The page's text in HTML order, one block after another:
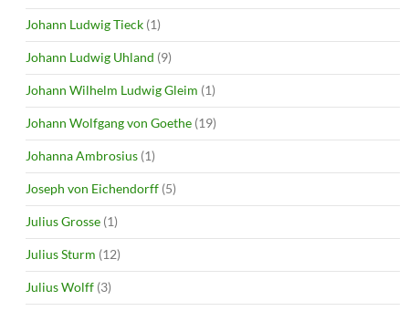
Johann Ludwig Tieck (1)
Johann Ludwig Uhland (9)
Johann Wilhelm Ludwig Gleim (1)
Johann Wolfgang von Goethe (19)
Johanna Ambrosius (1)
Joseph von Eichendorff (5)
Julius Grosse (1)
Julius Sturm (12)
Julius Wolff (3)